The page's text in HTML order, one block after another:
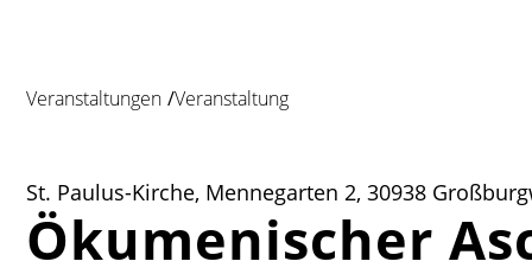
Veranstaltungen Veranstaltung
St. Paulus-Kirche, Mennegarten 2, 30938
Ökumenischer